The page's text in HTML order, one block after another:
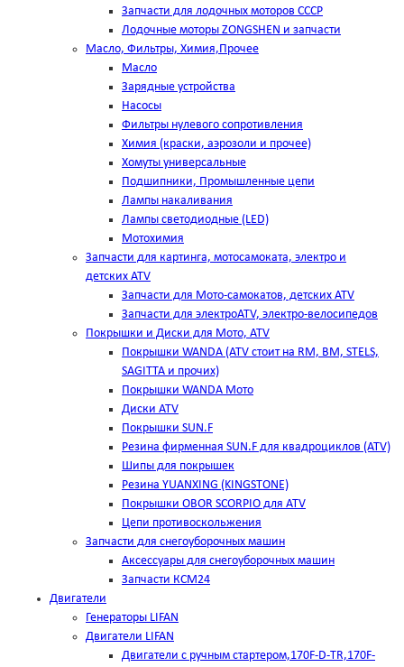
Запчасти для лодочных моторов СССР
Лодочные моторы ZONGSHEN и запчасти
Масло, Фильтры, Химия,Прочее
Масло
Зарядные устройства
Насосы
Фильтры нулевого сопротивления
Химия (краски, аэрозоли и прочее)
Хомуты универсальные
Подшипники, Промышленные цепи
Лампы накаливания
Лампы светодиодные (LED)
Мотохимия
Запчасти для картинга, мотосамоката, электро и
детских ATV
Запчасти для Мото-самокатов, детских ATV
Запчасти для электроATV, электро-велосипедов
Покрышки и Диски для Мото, ATV
Покрышки WANDA (АТV стоит на RM, BM, STELS,
SAGITTA и прочих)
Покрышки WANDA Мото
Диски ATV
Покрышки SUN.F
Резина фирменная SUN.F для квадроциклов (АТV)
Шипы для покрышек
Резина YUANXING (KINGSTONE)
Покрышки OBOR SCORPIO для ATV
Цепи противоскольжения
Запчасти для снегоуборочных машин
Аксессуары для снегоуборочных машин
Запчасти КСМ24
Двигатели
Генераторы LIFAN
Двигатели LIFAN
Двигатели с ручным стартером,170F-D-TR,170F-